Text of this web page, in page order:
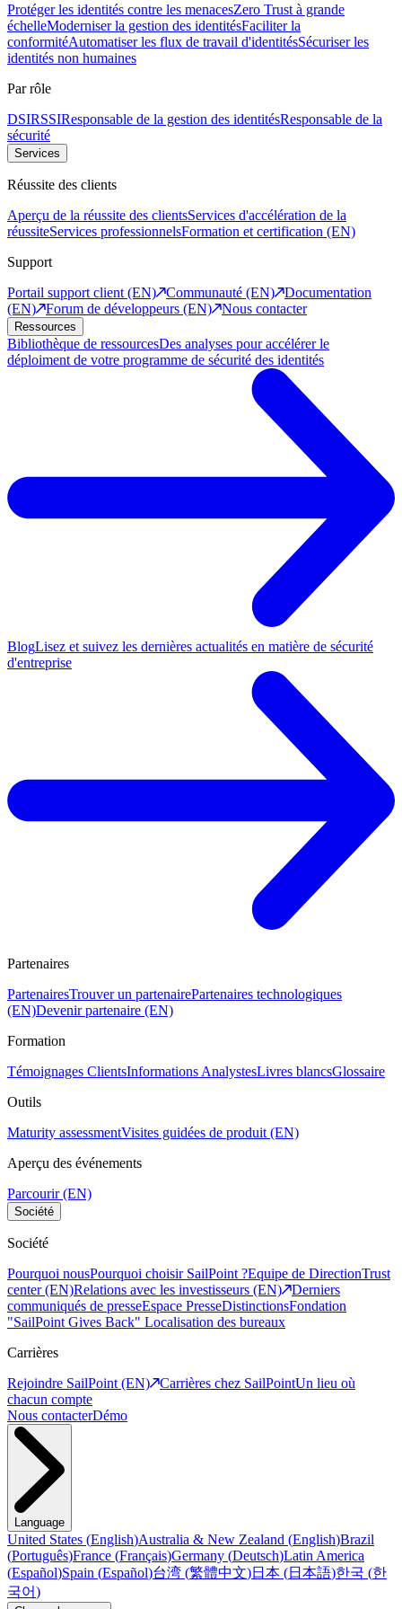
Protéger les identités contre les menacesZero Trust à grande
échelleModerniser la gestion des identitésFaciliter la
conformitéAutomatiser les flux de travail d'identitésSécuriser les
identités non humaines
Par rôle
DSIRSSIResponsable de la gestion des identitésResponsable de la
sécurité
Services
Réussite des clients
Aperçu de la réussite des clientsServices d'accélération de la
réussiteServices professionnelsFormation et certification (EN)
Support
Portail support client (EN)
Communauté (EN)
Documentation
(EN)
Forum de développeurs (EN) Nous contacter
Ressources
Bibliothèque de ressourcesDes analyses pour accélérer le
déploiment de votre programme de sécurité des identités
BlogLisez et suivez les dernières actualités en matière de sécurité
d'entreprise
Partenaires
PartenairesTrouver un partenairePartenaires technologiques
(EN)Devenir partenaire (EN)
Formation
Témoignages ClientsInformations AnalystesLivres blancsGlossaire
Outils
Maturity assessmentVisites guidées de produit (EN)
Aperçu des événements
Parcourir (EN)
Société
Société
Pourquoi nousPourquoi choisir SailPoint ?Equipe de DirectionTrust
center (EN)Relations avec les investisseurs (EN)
Derniers
communiqués de presseEspace PresseDistinctionsFondation
"SailPoint Gives Back" Localisation des bureaux
Carrières
Rejoindre SailPoint (EN)
Carrières chez SailPointUn lieu où
chacun compte
Nous contacterDémo
Language
United States (English)Australia & New Zealand (English)Brazil
(Português)France (Français)Germany (Deutsch)Latin America
(Español)Spain (Español)台湾 (繁體中文)日本 (日本語)한국 (한
국어)